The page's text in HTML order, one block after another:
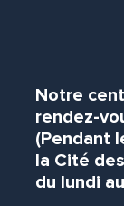
Notre
rendez-
(Pendant
la Cité
du lundi